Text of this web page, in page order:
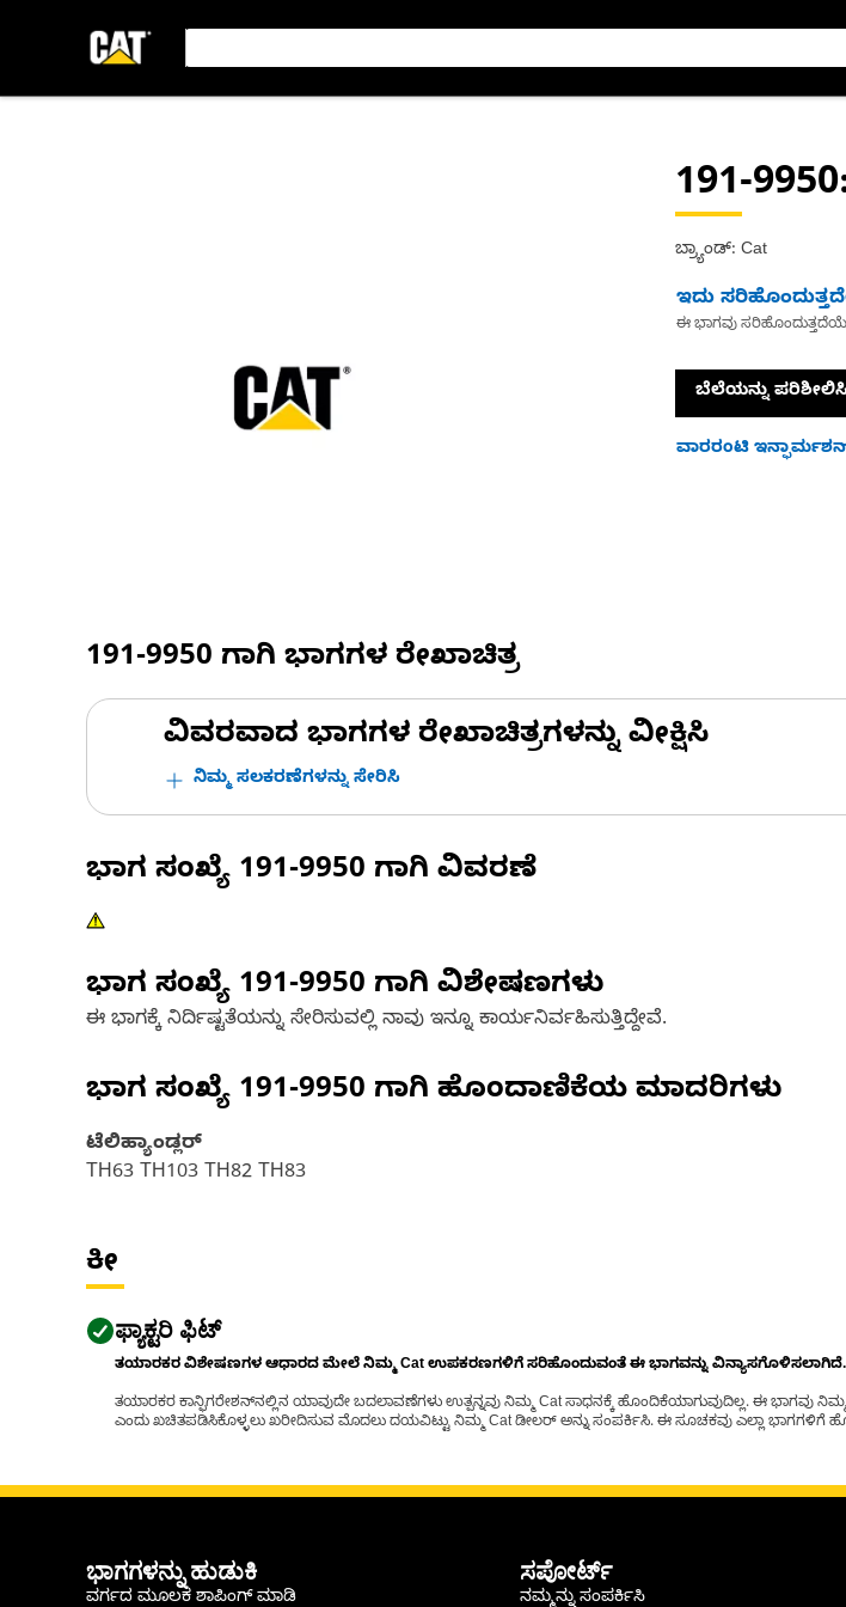
191-9950
ಬ್ರ್ಯಾಂಡ್: Cat
ಇದು
ಈ ಭಾಗವು
ಬೆಲೆಯನ್ನು
ವಾರರಂಟಿ
191-9950 ಗಾಗಿ ಭಾಗಗಳ ರೇಖಾಚಿತ್ರ
ವಿವರವಾದ ಭಾಗಗಳ ರೇಖಾಚಿತ್ರಗಳನ್ನು ವೀಕ್ಷಿಸಿ
ನಿಮ್ಮ ಸಲಕರಣೆಗಳನ್ನು ಸೇರಿಸಿ
ಭಾಗ ಸಂಖ್ಯೆ 191-9950 ಗಾಗಿ ವಿವರಣೆ
ಭಾಗ ಸಂಖ್ಯೆ 191-9950 ಗಾಗಿ ವಿಶೇಷಣಗಳು
ಈ ಭಾಗಕ್ಕೆ ನಿರ್ದಿಷ್ಟತೆಯನ್ನು ಸೇರಿಸುವಲ್ಲಿ ನಾವು ಇನ್ನೂ ಕಾರ್ಯನಿರ್ವಹಿಸುತ್ತಿದ್ದೇವೆ.
ಭಾಗ ಸಂಖ್ಯೆ 191-9950 ಗಾಗಿ ಹೊಂದಾಣಿಕೆಯ ಮಾದರಿಗಳು
ಟೆಲಿಹ್ಯಾಂಡ್ಲರ್
TH63 TH103 TH82 TH83
ಕೀ
ಫ್ಯಾಕ್ಟರಿ ಫಿಟ್
ತಯಾರಕರ ವಿಶೇಷಣಗಳ ಆಧಾರದ ಮೇಲೆ ನಿಮ್ಮ Cat ಉಪಕರಣಗಳಿಗೆ ಸರಿಹೊಂದುವಂತೆ ಈ ಭಾಗವನ್ನು ವಿನ್ಯಾಸಗೊಳಿಸಲಾಗಿದೆ.
ತಯಾರಕರ ಕಾನ್ಫಿಗರೇಶನ್‌ನಲ್ಲಿನ ಯಾವುದೇ ಬದಲಾವಣೆಗಳು ಉತ್ಪನ್ನವು ನಿಮ್ಮ Cat ಸಾಧನಕ್ಕೆ ಹೊಂದಿಕೆಯಾಗುವುದಿಲ್ಲ. ಈ ಭಾಗವು
ಎಂದು ಖಚಿತಪಡಿಸಿಕೊಳ್ಳಲು ಖರೀದಿಸುವ ಮೊದಲು ದಯವಿಟ್ಟು ನಿಮ್ಮ Cat ಡೀಲರ್ ಅನ್ನು ಸಂಪರ್ಕಿಸಿ. ಈ ಸೂಚಕವು ಎಲ್ಲಾ ಭಾಗಗಳಿಗೆ
ಭಾಗಗಳನ್ನು ಹುಡುಕಿ
ವರ್ಗದ ಮೂಲಕ ಶಾಪಿಂಗ್ ಮಾಡಿ
ಸಪೋರ್ಟ್
ನಮ್ಮನ್ನು ಸಂಪರ್ಕಿಸಿ